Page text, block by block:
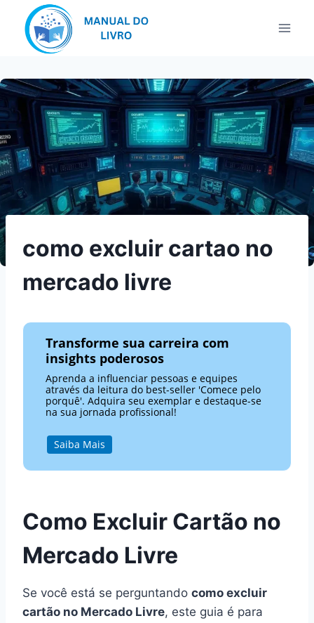
como excluir cartao no
mercado livre
Transforme sua carreira com
insights poderosos
Aprenda a influenciar pessoas e equipes
através da leitura do best-seller 'Comece pelo
porquê'. Adquira seu exemplar e destaque-se
na sua jornada profissional!
Saiba Mais
Como Excluir Cartão no
Mercado Livre
Se você está se perguntando como excluir
cartão no Mercado Livre, este guia é para